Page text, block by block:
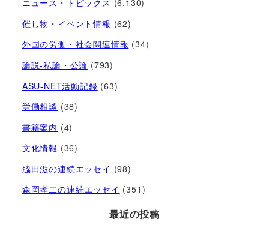
ニュース・トピックス (6,130)
催し物・イベント情報 (62)
外国の労働・社会関連情報 (34)
論説-私論・公論 (793)
ASU-NET活動記録 (63)
労働相談 (38)
書籍案内 (4)
文化情報 (36)
脇田滋の連続エッセイ (98)
森岡孝二の連続エッセイ (351)
最近の投稿